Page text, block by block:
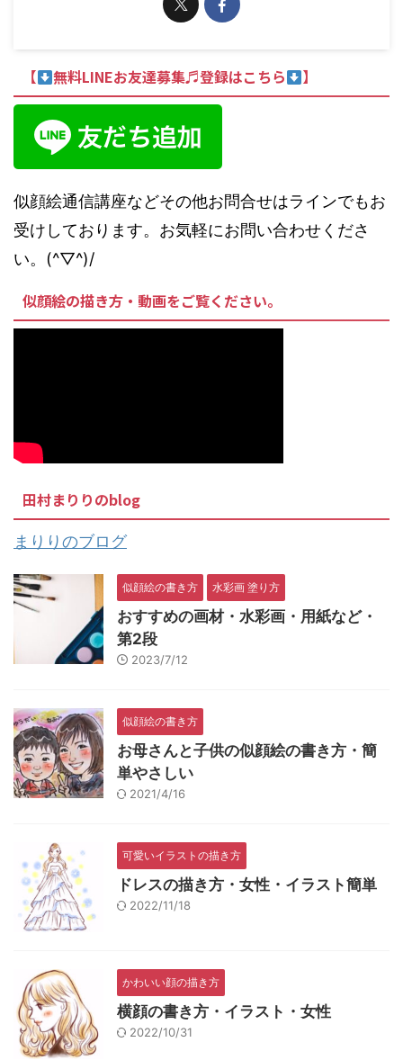
【 無料LINEお友達募集♬登録はこちら 】
似顔絵通信講座などその他お問合せはラインでもお
受けしております。お気軽にお問い合わせくださ
い。(^▽^)/
似顔絵の描き方・動画をご覧ください。
田村まりりのblog
まりりのブログ
似顔絵の書き方 水彩画 塗り方
おすすめの画材・水彩画・用紙など・
第2段
2023/7/12
似顔絵の書き方
お母さんと子供の似顔絵の書き方・簡
単やさしい
2021/4/16
可愛いイラストの描き方
ドレスの描き方・女性・イラスト簡単
2022/11/18
かわいい顔の描き方
横顔の書き方・イラスト・女性
2022/10/31